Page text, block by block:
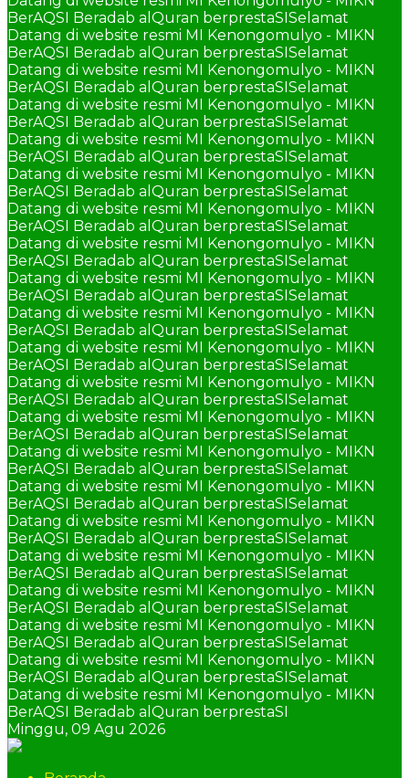
BerAQSI Beradab alQuran berprestaSISelamat
Datang di website resmi MI Kenongomulyo - MIKN
BerAQSI Beradab alQuran berprestaSISelamat
Datang di website resmi MI Kenongomulyo - MIKN
BerAQSI Beradab alQuran berprestaSISelamat
Datang di website resmi MI Kenongomulyo - MIKN
BerAQSI Beradab alQuran berprestaSISelamat
Datang di website resmi MI Kenongomulyo - MIKN
BerAQSI Beradab alQuran berprestaSISelamat
Datang di website resmi MI Kenongomulyo - MIKN
BerAQSI Beradab alQuran berprestaSISelamat
Datang di website resmi MI Kenongomulyo - MIKN
BerAQSI Beradab alQuran berprestaSISelamat
Datang di website resmi MI Kenongomulyo - MIKN
BerAQSI Beradab alQuran berprestaSISelamat
Datang di website resmi MI Kenongomulyo - MIKN
BerAQSI Beradab alQuran berprestaSISelamat
Datang di website resmi MI Kenongomulyo - MIKN
BerAQSI Beradab alQuran berprestaSISelamat
Datang di website resmi MI Kenongomulyo - MIKN
BerAQSI Beradab alQuran berprestaSISelamat
Datang di website resmi MI Kenongomulyo - MIKN
BerAQSI Beradab alQuran berprestaSISelamat
Datang di website resmi MI Kenongomulyo - MIKN
BerAQSI Beradab alQuran berprestaSISelamat
Datang di website resmi MI Kenongomulyo - MIKN
BerAQSI Beradab alQuran berprestaSISelamat
Datang di website resmi MI Kenongomulyo - MIKN
BerAQSI Beradab alQuran berprestaSISelamat
Datang di website resmi MI Kenongomulyo - MIKN
BerAQSI Beradab alQuran berprestaSISelamat
Datang di website resmi MI Kenongomulyo - MIKN
BerAQSI Beradab alQuran berprestaSISelamat
Datang di website resmi MI Kenongomulyo - MIKN
BerAQSI Beradab alQuran berprestaSISelamat
Datang di website resmi MI Kenongomulyo - MIKN
BerAQSI Beradab alQuran berprestaSISelamat
Datang di website resmi MI Kenongomulyo - MIKN
BerAQSI Beradab alQuran berprestaSISelamat
Datang di website resmi MI Kenongomulyo - MIKN
BerAQSI Beradab alQuran berprestaSI
Minggu, 09 Agu 2026